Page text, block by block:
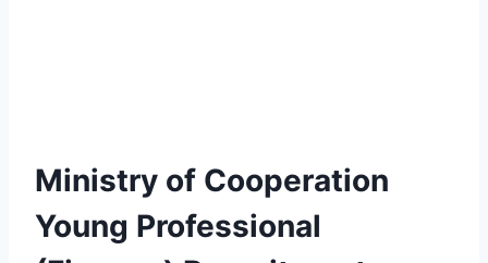
Ministry of Cooperation
Young Professional